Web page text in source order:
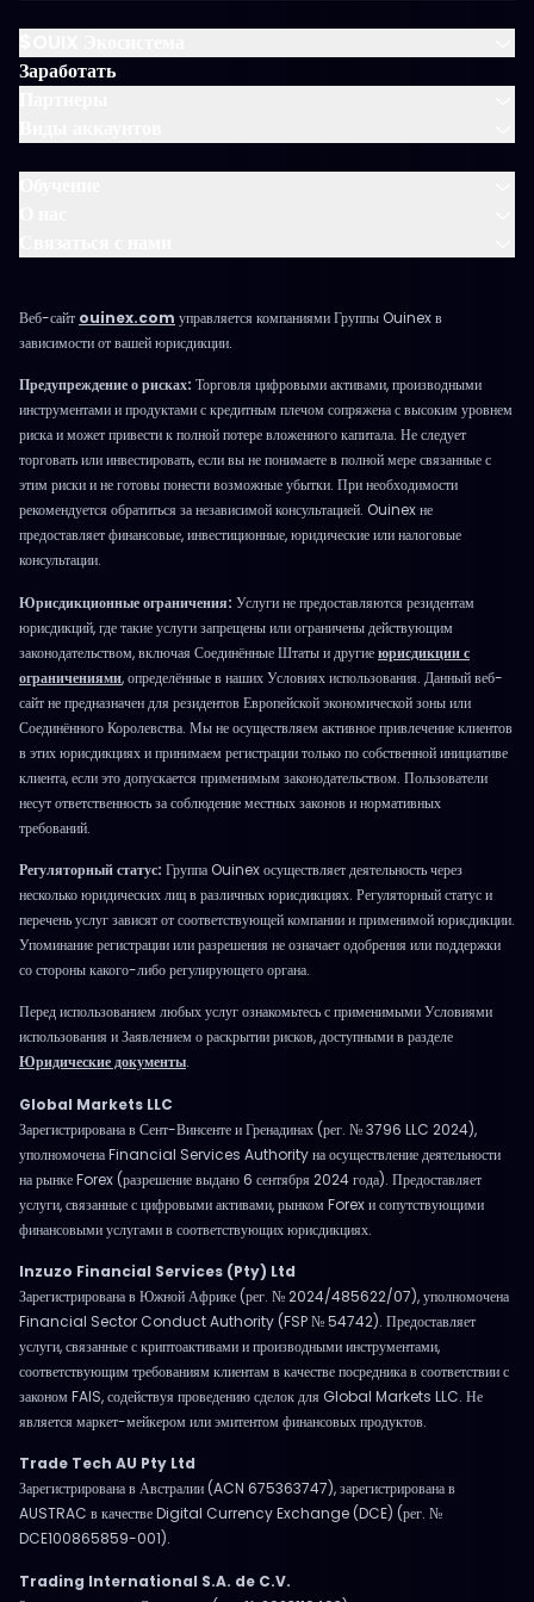
Заработать
Веб-сайт ouinex.com управляется компаниями Группы Ouinex в
зависимости от вашей юрисдикции.
Предупреждение о рисках: Торговля цифровыми активами, производными
инструментами и продуктами с кредитным плечом сопряжена с высоким уровнем
риска и может привести к полной потере вложенного капитала. Не следует
торговать или инвестировать, если вы не понимаете в полной мере связанные с
этим риски и не готовы понести возможные убытки. При необходимости
рекомендуется обратиться за независимой консультацией. Ouinex не
предоставляет финансовые, инвестиционные, юридические или налоговые
консультации.
Юрисдикционные ограничения: Услуги не предоставляются резидентам
юрисдикций, где такие услуги запрещены или ограничены действующим
законодательством, включая Соединённые Штаты и другиеюрисдикции с
ограничениями, определённые в наших Условиях использования. Данный веб-
сайт не предназначен для резидентов Европейской экономической зоны или
Соединённого Королевства. Мы не осуществляем активное привлечение клиентов
в этих юрисдикциях и принимаем регистрации только по собственной инициативе
клиента, если это допускается применимым законодательством. Пользователи
несут ответственность за соблюдение местных законов и нормативных
требований.
Регуляторный статус: Группа Ouinex осуществляет деятельность через
несколько юридических лиц в различных юрисдикциях. Регуляторный статус и
перечень услуг зависят от соответствующей компании и применимой юрисдикции.
Упоминание регистрации или разрешения не означает одобрения или поддержки
со стороны какого-либо регулирующего органа.
Перед использованием любых услуг ознакомьтесь с применимыми Условиями
использования и Заявлением о раскрытии рисков, доступными в разделе
Юридические документы.
Global Markets LLC
Зарегистрирована в Сент-Винсенте и Гренадинах (рег. № 3796 LLC 2024),
уполномочена Financial Services Authority на осуществление деятельности
на рынке Forex (разрешение выдано 6 сентября 2024 года). Предоставляет
услуги, связанные с цифровыми активами, рынком Forex и сопутствующими
финансовыми услугами в соответствующих юрисдикциях.
Inzuzo Financial Services (Pty) Ltd
Зарегистрирована в Южной Африке (рег. № 2024/485622/07), уполномочена
Financial Sector Conduct Authority (FSP № 54742). Предоставляет
услуги, связанные с криптоактивами и производными инструментами,
соответствующим требованиям клиентам в качестве посредника в соответствии с
законом FAIS, содействуя проведению сделок для Global Markets LLC. Не
является маркет-мейкером или эмитентом финансовых продуктов.
Trade Tech AU Pty Ltd
Зарегистрирована в Австралии (ACN 675363747), зарегистрирована в
AUSTRAC в качестве Digital Currency Exchange (DCE) (рег. №
DCE100865859-001).
Trading International S.A. de C.V.